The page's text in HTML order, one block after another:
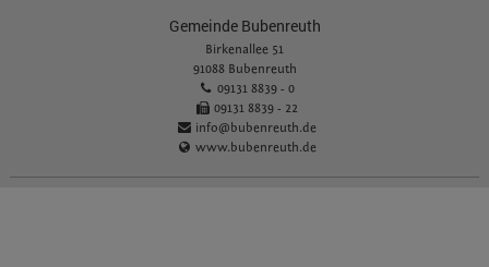
Gemeinde Bubenreuth
Birkenallee 51
91088 Bubenreuth
09131 8839 - 0
09131 8839 - 22
info@bubenreuth.de
www.bubenreuth.de